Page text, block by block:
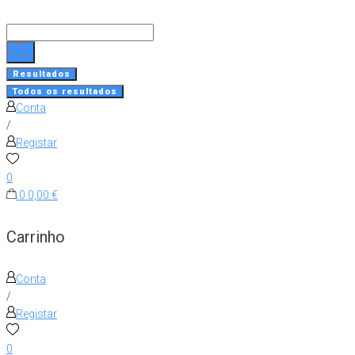
content
Resultados
Todos os resultados
Conta
/
Registar
0
0 0,00 €
Carrinho
Conta
/
Registar
0